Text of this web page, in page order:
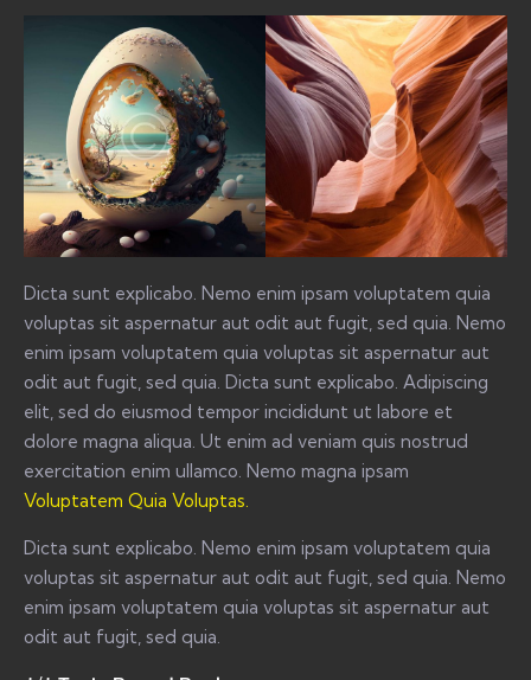
Dicta sunt explicabo. Nemo enim ipsam voluptatem quia
voluptas sit aspernatur aut odit aut fugit, sed quia. Nemo
enim ipsam voluptatem quia voluptas sit aspernatur aut
odit aut fugit, sed quia. Dicta sunt explicabo. Adipiscing
elit, sed do eiusmod tempor incididunt ut labore et
dolore magna aliqua. Ut enim ad veniam quis nostrud
exercitation enim ullamco. Nemo magna ipsam
Voluptatem Quia Voluptas.
Dicta sunt explicabo. Nemo enim ipsam voluptatem quia
voluptas sit aspernatur aut odit aut fugit, sed quia. Nemo
enim ipsam voluptatem quia voluptas sit aspernatur aut
odit aut fugit, sed quia.